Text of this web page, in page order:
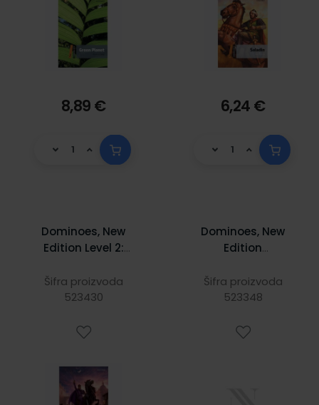
8,89 € 6,24 €
Dominoes, New
Edition Level 2:
Of Capistrano
MultiROM Pack
Šifra proizvoda
523430
Dominoes, New
Edition
2: Pebbles on the
Beach Pack
Šifra proizvoda
523348